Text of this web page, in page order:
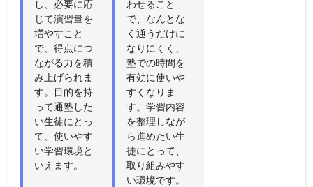
し、必要に応
じて演習量を
増やすこと
で、得点につ
ながる力を積
み上げられま
す。目的を持
って通塾した
い生徒にとっ
て、使いやす
い学習環境と
いえます。
わせること
で、なんとな
く通うだけに
なりにくく、
塾での時間を
有効に使いや
すくなりま
す。学習内容
を整理しなが
ら進めたい生
徒にとって、
取り組みやす
い環境です。